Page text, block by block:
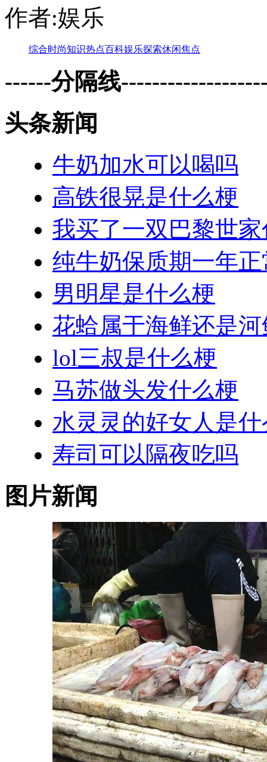
作者:娱乐
综合时尚知识热点百科娱乐探索休闲焦点
------分隔线
头条新闻
牛奶加水可以喝吗
高铁很晃是什么梗
我买了一双巴黎世
纯牛奶保质期一年
男明星是什么梗
花蛤属于海鲜还是河
lol三叔是什么梗
马苏做头发什么梗
水灵灵的好女人是
寿司可以隔夜吃吗
图片新闻